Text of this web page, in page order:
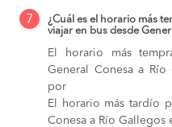
7
¿Cuál es el horario más
viajar en bus desde
El horario más
General Conesa a
por
El horario más tardío
Conesa a Río Gallegos